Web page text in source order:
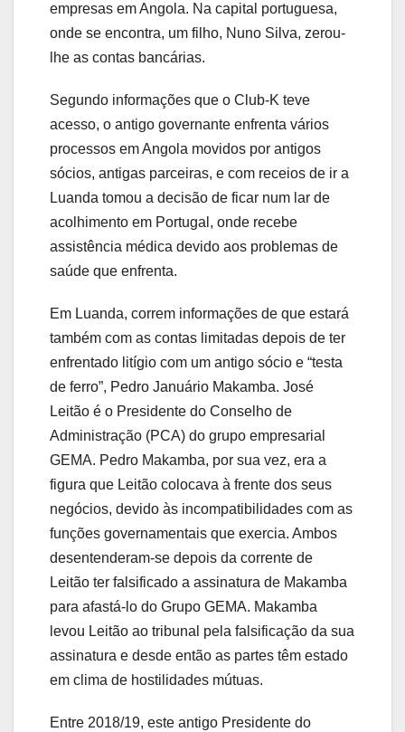
empresas em Angola. Na capital portuguesa,
onde se encontra, um filho, Nuno Silva, zerou-
lhe as contas bancárias.
Segundo informações que o Club-K teve
acesso, o antigo governante enfrenta vários
processos em Angola movidos por antigos
sócios, antigas parceiras, e com receios de ir a
Luanda tomou a decisão de ficar num lar de
acolhimento em Portugal, onde recebe
assistência médica devido aos problemas de
saúde que enfrenta.
Em Luanda, correm informações de que estará
também com as contas limitadas depois de ter
enfrentado litígio com um antigo sócio e “testa
de ferro”, Pedro Januário Makamba. José
Leitão é o Presidente do Conselho de
Administração (PCA) do grupo empresarial
GEMA. Pedro Makamba, por sua vez, era a
figura que Leitão colocava à frente dos seus
negócios, devido às incompatibilidades com as
funções governamentais que exercia. Ambos
desentenderam-se depois da corrente de
Leitão ter falsificado a assinatura de Makamba
para afastá-lo do Grupo GEMA. Makamba
levou Leitão ao tribunal pela falsificação da sua
assinatura e desde então as partes têm estado
em clima de hostilidades mútuas.
Entre 2018/19, este antigo Presidente do